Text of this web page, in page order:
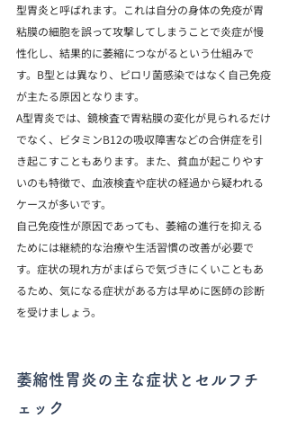
型胃炎と呼ばれます。これは自分の身体の免疫が胃
粘膜の細胞を誤って攻撃してしまうことで炎症が慢
性化し、結果的に萎縮につながるという仕組みで
す。B型とは異なり、ピロリ菌感染ではなく自己免疫
が主たる原因となります。
A型胃炎では、鏡検査で胃粘膜の変化が見られるだけ
でなく、ビタミンB12の吸収障害などの合併症を引
き起こすこともあります。また、貧血が起こりやす
いのも特徴で、血液検査や症状の経過から疑われる
ケースが多いです。
自己免疫性が原因であっても、萎縮の進行を抑える
ためには継続的な治療や生活習慣の改善が必要で
す。症状の現れ方がまばらで気づきにくいこともあ
るため、気になる症状がある方は早めに医師の診断
を受けましょう。
萎縮性胃炎の主な症状とセルフチ
ェック